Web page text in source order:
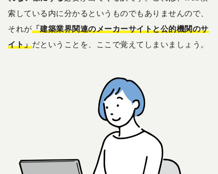
索している内に分かるというものでもありませんので、
それが「建築業界関連のメーカーサイトと公的機関のサ
イト」だということを、ここで覚えてしまいましょう。